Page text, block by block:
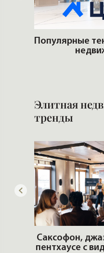
Популярные
Элитная
тренды
Саксофон,
пентхаусе с